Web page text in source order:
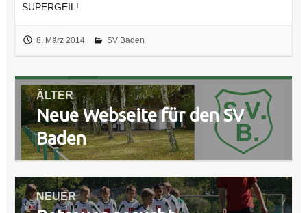
SUPERGEIL!
8. März 2014 SV Baden
Beitragsnavigation
ÄLTER
Vorheriger
Beitrag:
Neue Webseite für den SV
Baden
NEUER